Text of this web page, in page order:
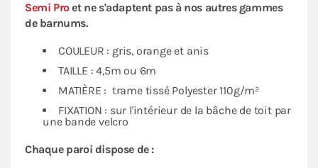
Semi Proet ne s'adaptent pas à nos autres gammes
de barnums.
COULEUR : gris, orange et anis
TAILLE : 4,5m ou 6m
MATIÈRE : trame tissé Polyester 110g/m²
FIXATION : sur l'intérieur de la bâche de toit par
une bande velcro
Chaque paroi dispose de :